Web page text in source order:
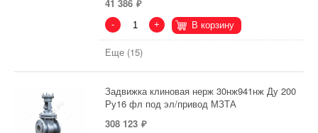
41 386
- + В корзину
Еще (15)
Задвижка клиновая нерж 30нж941нж Ду 200
Ру16 фл под эл/привод МЗТА
308 123